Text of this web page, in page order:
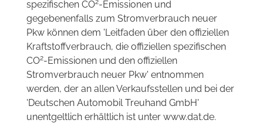
spezifischen CO2-Emissionen und
gegebenenfalls zum Stromverbrauch neuer
Pkw können dem 'Leitfaden über den offiziellen
Kraftstoffverbrauch, die offiziellen spezifischen
CO2-Emissionen und den offiziellen
Stromverbrauch neuer Pkw' entnommen
werden, der an allen Verkaufsstellen und bei der
'Deutschen Automobil Treuhand GmbH'
unentgeltlich erhältlich ist unter www.dat.de.